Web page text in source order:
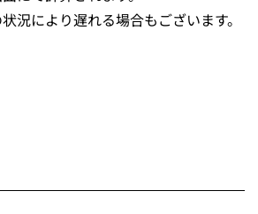
況により遅れる場合もございます。